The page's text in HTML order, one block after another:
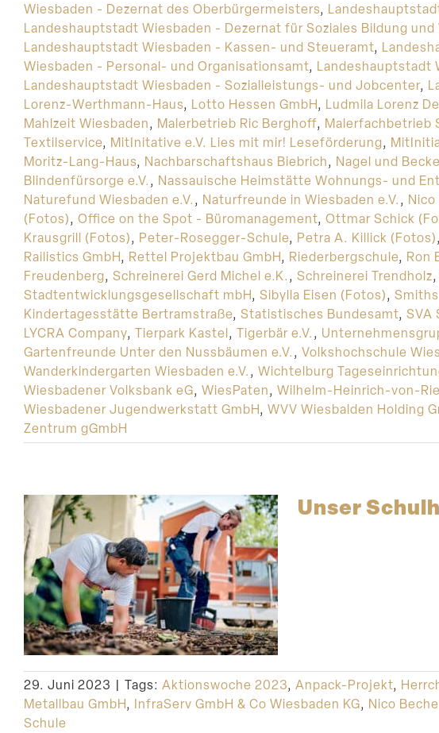
Wiesbaden - Dezernat des Oberbürgermeisters,
Landeshauptstadt Wiesbaden - Dezernat für Soziales Bildung und
Landeshauptstadt Wiesbaden - Kassen- und Steueramt,
Wiesbaden - Personal- und Organisationsamt, Landeshauptstadt
Landeshauptstadt Wiesbaden - Sozialleistungs- und Jobcenter,
Lorenz-Werthmann-Haus, Lotto Hessen GmbH, Ludmila Lorenz
Mahlzeit Wiesbaden, Malerbetrieb Ric Berghoff, Malerfachbetrieb
Textilservice, MitInitative e.V. Lies mit mir! Leseförderung,
Moritz-Lang-Haus, Nachbarschaftshaus Biebrich, Nagel und
Blindenfürsorge e.V., Nassauische Heimstätte Wohnungs- und
Naturefund Wiesbaden e.V., Naturfreunde in Wiesbaden e.V.,
(Fotos), Office on the Spot - Büromanagement, Ottmar Schick
Krausgrill (Fotos), Peter-Rosegger-Schule, Petra A. Killick (Fotos),
Railistics GmbH, Rettel Projektbau GmbH, Riederbergschule, Ron
Freudenberg, Schreinerei Gerd Michel e.K., Schreinerei Trendholz,
Stadtentwicklungsgesellschaft mbH, Sibylla Eisen (Fotos),
Kindertagesstätte Bertramstraße, Statistisches Bundesamt, SVA
LYCRA Company, Tierpark Kastel, Tigerbär e.V.,
Gartenfreunde Unter den Nussbäumen e.V., Volkshochschule
Wanderkindergarten Wiesbaden e.V., Wichtelburg
Wiesbadener Volksbank eG, WiesPaten, Wilhelm-Heinrich-von-
Wiesbadener Jugendwerkstatt GmbH, WVV Wiesbalden Holding
Zentrum gGmbH
Unser
29. Juni 2023 | Tags: Aktionswoche 2023, Anpack-Projekt,
Metallbau GmbH, InfraServ GmbH & Co Wiesbaden KG, Nico
Schule